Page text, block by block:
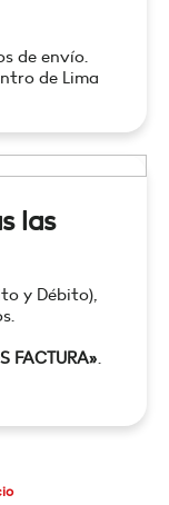
de envío.
de Lima
las
y Débito),
FACTURA».